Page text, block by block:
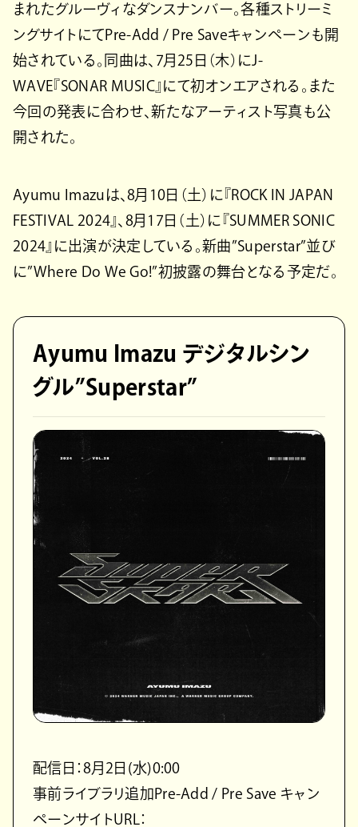
まれたグルーヴィなダンスナンバー。各種ストリーミ
ングサイトにてPre-Add / Pre Saveキャンペーンも開
始されている。同曲は、7月25日（木）にJ-
WAVE『SONAR MUSIC』にて初オンエアされる。また
今回の発表に合わせ、新たなアーティスト写真も公
開された。
Ayumu Imazuは、8月10日（土）に『ROCK IN JAPAN
FESTIVAL 2024』、8月17日（土）に『SUMMER SONIC
2024』に出演が決定している。新曲”Superstar”並び
に”Where Do We Go!”初披露の舞台となる予定だ。
Ayumu Imazu デジタルシン
グル”Superstar”
配信日：8月2日(水)0:00
事前ライブラリ追加Pre-Add / Pre Save キャン
ペーンサイトURL：